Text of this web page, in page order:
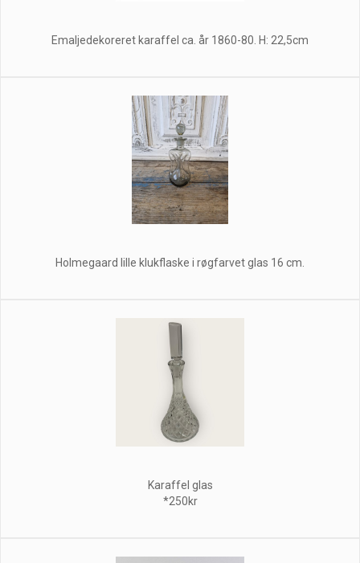
Emaljedekoreret karaffel ca. år 1860-80. H: 22,5cm
Holmegaard lille klukflaske i røgfarvet glas 16 cm.
Karaffel glas
*250kr